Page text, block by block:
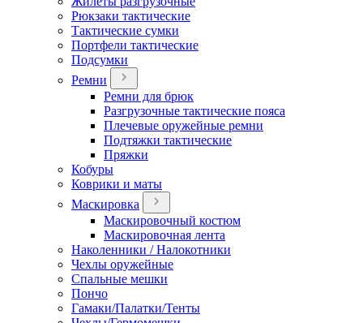
Рюкзаки тактические
Тактические сумки
Портфели тактические
Подсумки
Ремни
Ремни для брюк
Разгрузочные тактические пояса
Плечевые оружейные ремни
Подтяжки тактические
Пряжки
Кобуры
Коврики и маты
Маскировка
Маскировочный костюм
Маскировочная лента
Наколенники / Налокотники
Чехлы оружейные
Спальные мешки
Пончо
Гамаки/Палатки/Тенты